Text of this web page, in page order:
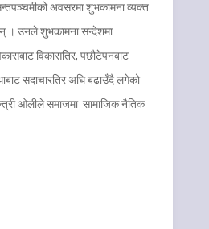
अवसरमा शुभकामना व्यक्त
। उनले शुभकामना सन्देशमा
विकासतिर, पछौटेपनबाट
सदाचारतिर अघि बढाउँदै लगेको
ओलीले समाजमा सामाजिक नैतिक